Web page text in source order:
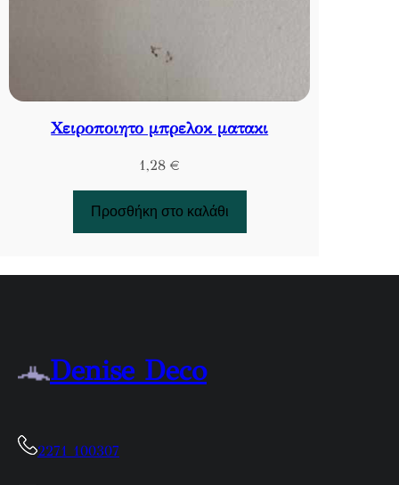
Χειροποιητο μπρελοκ ματακι
1,28 €
Προσθήκη στο καλάθι
Denise Deco
2271 100307